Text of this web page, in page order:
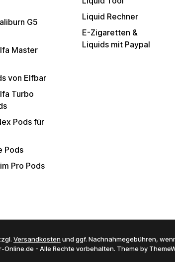
G5
Master
von Elfbar
Turbo
Pods für
Pods
Pro Pods
Liquid Rechner
E-Zigaretten &
Liquids mit Paypal
Versandkosten und ggf. Nachnahmegebühren,
- Alle Rechte vorbehalten. Theme by